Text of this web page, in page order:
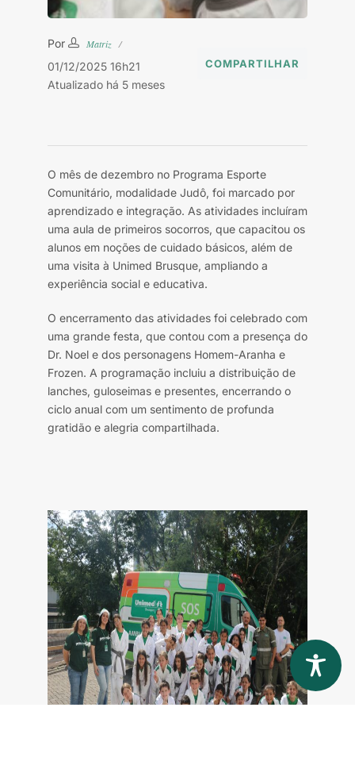
Por Matriz
01/12/2025 16h21
Atualizado há 5 meses
COMPARTILHAR
O mês de dezembro no Programa Esporte
Comunitário, modalidade Judô, foi marcado por
aprendizado e integração. As atividades incluíram
uma aula de primeiros socorros, que capacitou os
alunos em noções de cuidado básicos, além de
uma visita à Unimed Brusque, ampliando a
experiência social e educativa.
O encerramento das atividades foi celebrado com
uma grande festa, que contou com a presença do
Dr. Noel e dos personagens Homem-Aranha e
Frozen. A programação incluiu a distribuição de
lanches, guloseimas e presentes, encerrando o
ciclo anual com um sentimento de profunda
gratidão e alegria compartilhada.